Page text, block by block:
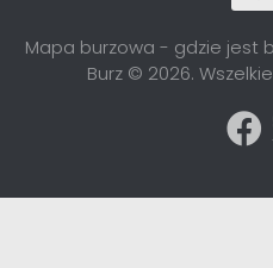
Mapa burzowa - gdzie jest
Burz © 2026.